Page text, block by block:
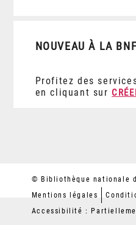
NOUVEAU À LA
Profitez des
en cliquant sur
© Bibliothèque nationale
Mentions légales
Accessibilité :